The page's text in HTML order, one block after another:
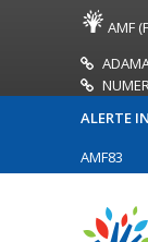
AMF
ALERTE
AMF83
en première ligne